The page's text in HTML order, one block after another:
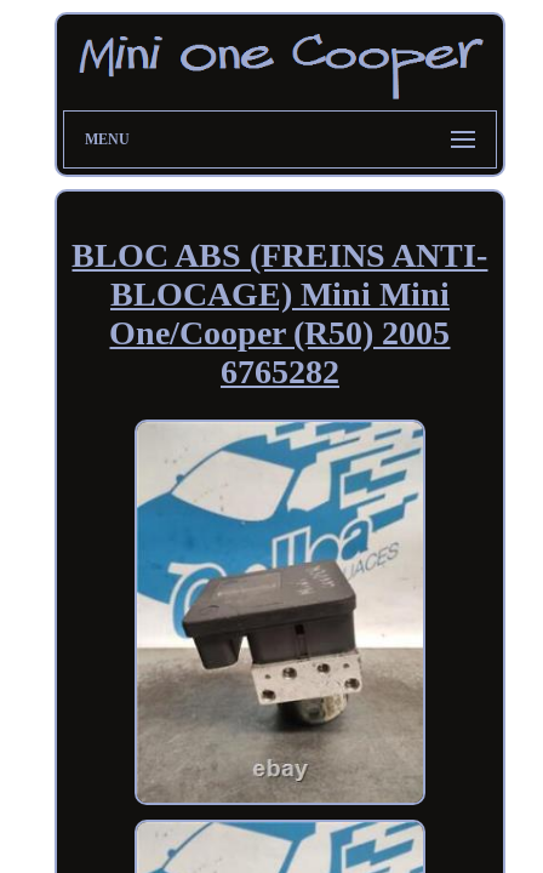
MENU
BLOC ABS (FREINS ANTI-
BLOCAGE) Mini Mini
One/Cooper (R50) 2005
6765282